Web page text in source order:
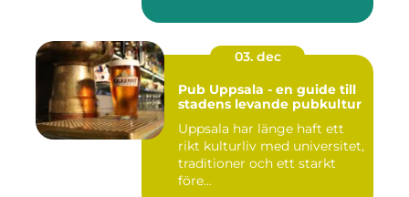
03. dec
Pub Uppsala - en guide till
stadens levande pubkultur
Uppsala har länge haft ett
rikt kulturliv med universitet,
traditioner och ett starkt
före...